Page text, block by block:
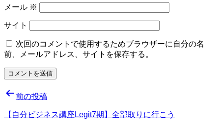
メール ※
サイト
次回のコメントで使用するためブラウザーに自分の名
前、メールアドレス、サイトを保存する。
投
稿
前の投稿
【自分ビジネス講座Legit7期】全部取りに行こう